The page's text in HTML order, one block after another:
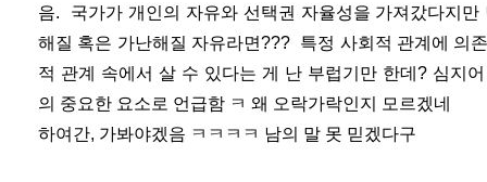
음. 국가가 개인의 자유와 선택권 자율성을 가져갔다지
해질 혹은 가난해질 자유라면??? 특정 사회적 관계에 의
적 관계 속에서 살 수 있다는 게 난 부럽기만 한데? 심지
의 중요한 요소로 언급함 ㅋ 왜 오락가락인지 모르겠네
하여간, 가봐야겠음 ㅋㅋㅋㅋ 남의 말 못 믿겠다구